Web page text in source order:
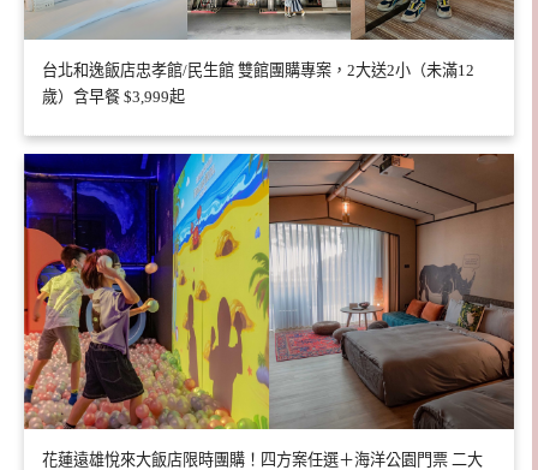
台北和逸飯店忠孝館/民生館 雙館團購專案，2大送2小（未滿12
歲）含早餐 $3,999起
花蓮遠雄悅來大飯店限時團購！四方案任選＋海洋公園門票 二大